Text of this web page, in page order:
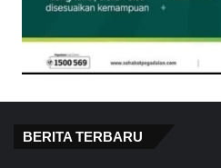
BERITA TERBARU